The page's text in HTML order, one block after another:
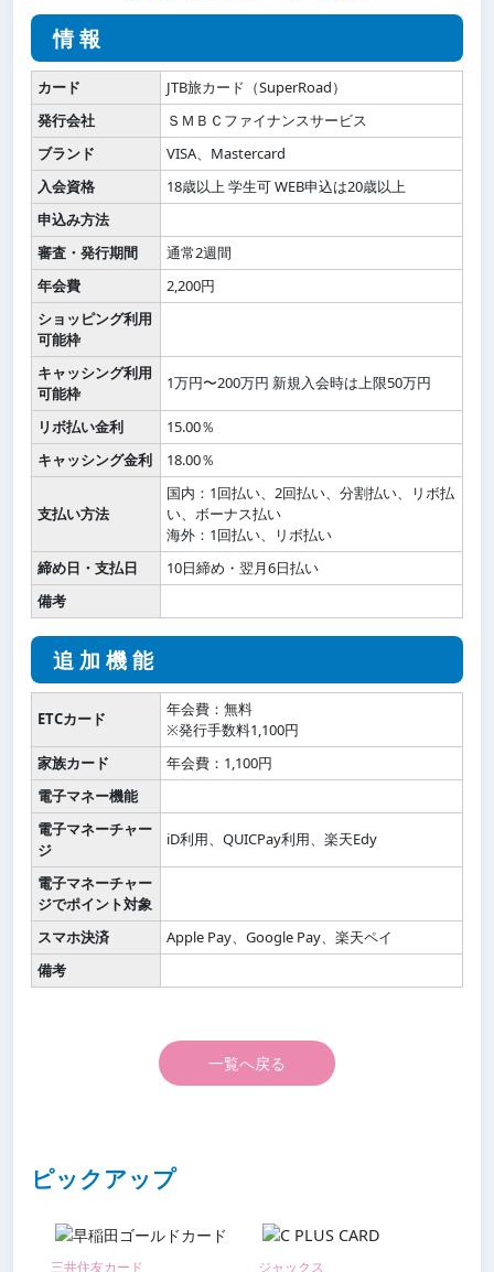
情報
カード
JTB旅カード（SuperRoad）
発行会社
ＳＭＢＣファイナンスサービス
ブランド
VISA、Mastercard
入会資格
18歳以上 学生可 WEB申込は20歳以上
申込み方法
審査・発行期間
通常2週間
年会費
2,200円
ショッピング利用
可能枠
キャッシング利用
可能枠
1万円〜200万円 新規入会時は上限50万円
リボ払い金利
15.00％
キャッシング金利
18.00％
支払い方法
国内：1回払い、2回払い、分割払い、リボ払
い、ボーナス払い
海外：1回払い、リボ払い
締め日・支払日
10日締め・翌月6日払い
備考
追加機能
ETCカード
年会費：無料
※発行手数料1,100円
家族カード
年会費：1,100円
電子マネー機能
電子マネーチャー
ジ
iD利用、QUICPay利用、楽天Edy
電子マネーチャー
ジでポイント対象
スマホ決済
Apple Pay、Google Pay、楽天ペイ
備考
一覧へ戻る
ピックアップ
三井住友カード ジャックス